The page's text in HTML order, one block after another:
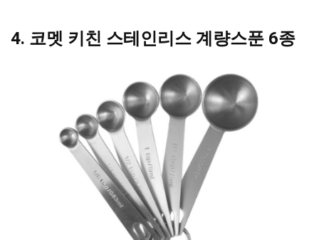
4. 코멧 키친 스테인리스 계량스푼 6종